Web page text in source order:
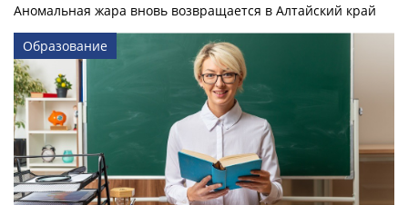
Аномальная жара вновь возвращается в Алтайский край
Образование